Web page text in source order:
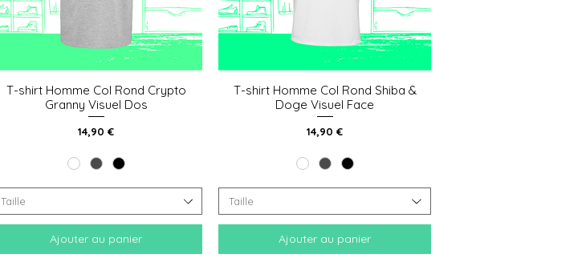
Aperçu rapide
T-shirt Homme Col Rond Crypto
Granny Visuel Dos
Prix
14,90 €
Taille
Ajouter au panier
Aperçu rapide
T-shirt Homme Col Rond Shiba &
Doge Visuel Face
Prix
14,90 €
Taille
Ajouter au panier